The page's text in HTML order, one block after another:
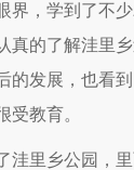
界，学到了不少
真的了解洼里
的发展，也看
受教育。
洼里乡公园，